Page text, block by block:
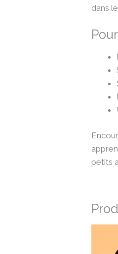
dans
petits